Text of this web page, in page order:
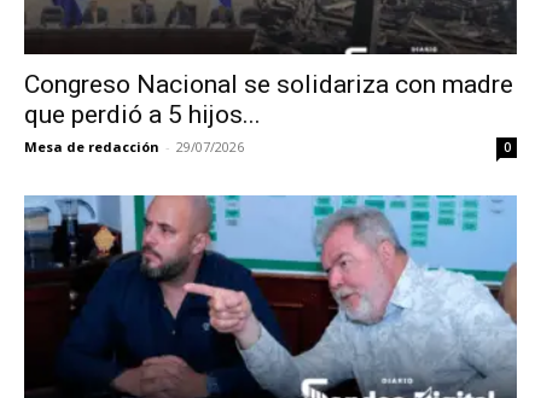
Congreso Nacional se solidariza con madre
que perdió a 5 hijos...
Mesa de redacción - 29/07/2026 0